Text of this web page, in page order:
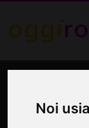
Noi
Piccola
Chi è straniero in